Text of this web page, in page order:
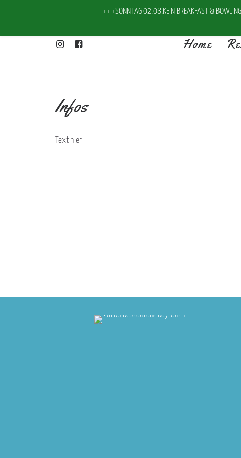
Home
Infos
Text hier
+++SONNTAG 02.08.KEIN BREAKFAST &